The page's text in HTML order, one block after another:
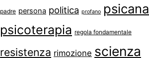
padre persona politica profano
psicoterapia regola fondamentale
resistenza rimozione scienza